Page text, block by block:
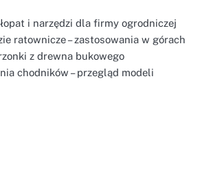
i narzędzi dla firmy ogrodniczej
ratownicze – zastosowania w górach
z drewna bukowego
chodników – przegląd modeli